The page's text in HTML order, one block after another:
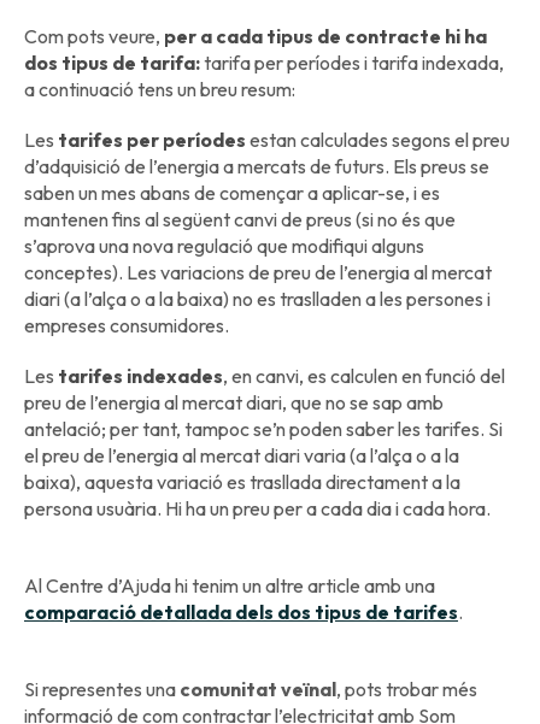
Com pots veure, per a cada tipus de contracte hi ha
dos tipus de tarifa:tarifa per períodes i tarifa indexada,
a continuació tens un breu resum:
Les tarifes per períodes estan calculades segons el preu
d’adquisició de l’energia a mercats de futurs. Els preus se
saben un mes abans de començar a aplicar-se, i es
mantenen fins al següent canvi de preus (si no és que
s’aprova una nova regulació que modifiqui alguns
conceptes). Les variacions de preu de l’energia al mercat
diari (a l’alça o a la baixa) no es traslladen a les persones i
empreses consumidores.
Les tarifes indexades, en canvi, es calculen en funció del
preu de l’energia al mercat diari, que no se sap amb
antelació; per tant, tampoc se’n poden saber les tarifes. Si
el preu de l’energia al mercat diari varia (a l’alça o a la
baixa), aquesta variació es trasllada directament a la
persona usuària. Hi ha un preu per a cada dia i cada hora.
Al Centre d’Ajuda hi tenim un altre article amb una
comparació detallada dels dos tipus de tarifes.
Si representes una comunitat veïnal, pots trobar més
informació de com contractar l’electricitat amb Som